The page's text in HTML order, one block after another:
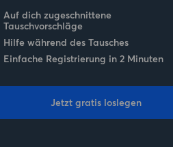
Auf dich zugeschnittene
Tauschvorschläge
Hilfe während des Tausches
Einfache Registrierung in 2 Minuten
Jetzt gratis loslegen